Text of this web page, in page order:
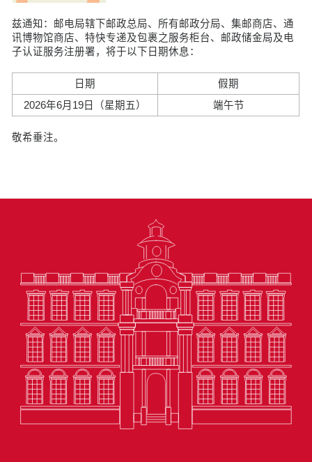
兹通知：邮电局辖下邮政总局、所有邮政分局、集邮商店、通
讯博物馆商店、特快专递及包裹之服务柜台、邮政储金局及电
子认证服务注册署，将于以下日期休息：
日期
假期
2026年6月19日（星期五）
端午节
敬希垂注。